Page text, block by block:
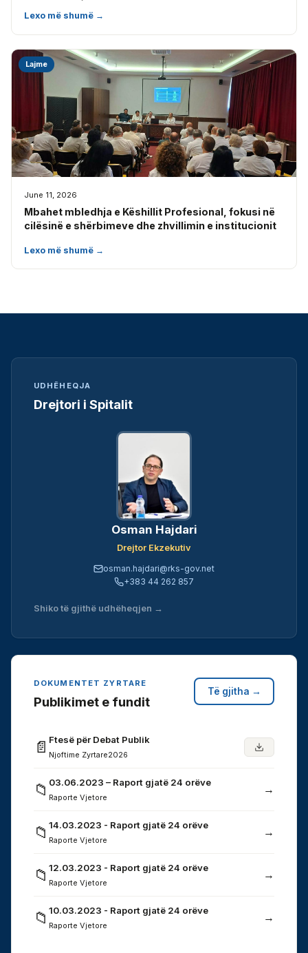
Lexo më shumë →
Lajme
June 11, 2026
Mbahet mbledhja e Këshillit Profesional, fokusi në
cilësinë e shërbimeve dhe zhvillimin e institucionit
Lexo më shumë →
UDHËHEQJA
Drejtori i Spitalit
Osman Hajdari
Drejtor Ekzekutiv
osman.hajdari@rks-gov.net
+383 44 262 857
Shiko të gjithë udhëheqjen →
DOKUMENTET ZYRTARE
Publikimet e fundit
Të gjitha →
📄 Ftesë për Debat Publik
Njoftime Zyrtare2026
📁 03.06.2023 – Raport gjatë 24 orëve
Raporte Vjetore
→
📁 14.03.2023 - Raport gjatë 24 orëve
Raporte Vjetore
→
📁 12.03.2023 - Raport gjatë 24 orëve
Raporte Vjetore
→
📁 10.03.2023 - Raport gjatë 24 orëve
Raporte Vjetore
→